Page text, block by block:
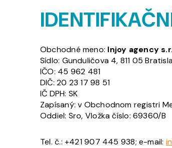
Obchodné meno: Injoy agency
Sídlo: Gunduličova 4, 811 05
IČO: 45 962 481
DIČ: 20 23 17 98 51
IČ DPH: SK
Zapísaný: v Obchodnom registri
Oddiel: Sro, Vložka číslo: 69360/B
Tel. č.: +421 907 445 938; e-mail: